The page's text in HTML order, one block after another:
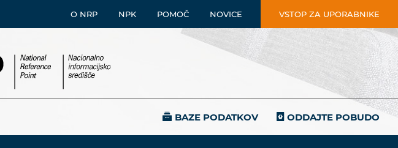
O NRP NPK POMOČ NOVICE VSTOP ZA UPORABNIKE
BAZE PODATKOV ODDAJTE POBUDO